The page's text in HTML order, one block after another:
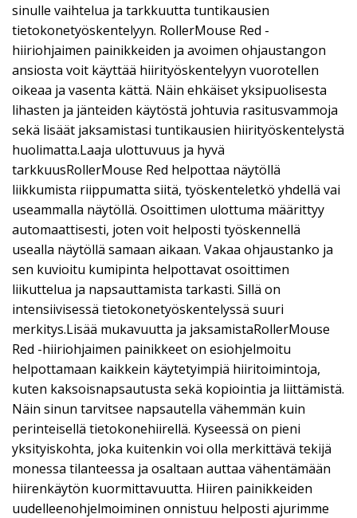
sinulle vaihtelua ja tarkkuutta tuntikausien
tietokonetyöskentelyyn. RollerMouse Red -
hiiriohjaimen painikkeiden ja avoimen ohjaustangon
ansiosta voit käyttää hiirityöskentelyyn vuorotellen
oikeaa ja vasenta kättä. Näin ehkäiset yksipuolisesta
lihasten ja jänteiden käytöstä johtuvia rasitusvammoja
sekä lisäät jaksamistasi tuntikausien hiirityöskentelystä
huolimatta.Laaja ulottuvuus ja hyvä
tarkkuusRollerMouse Red helpottaa näytöllä
liikkumista riippumatta siitä, työskenteletkö yhdellä vai
useammalla näytöllä. Osoittimen ulottuma määrittyy
automaattisesti, joten voit helposti työskennellä
usealla näytöllä samaan aikaan. Vakaa ohjaustanko ja
sen kuvioitu kumipinta helpottavat osoittimen
liikuttelua ja napsauttamista tarkasti. Sillä on
intensiivisessä tietokonetyöskentelyssä suuri
merkitys.Lisää mukavuutta ja jaksamistaRollerMouse
Red -hiiriohjaimen painikkeet on esiohjelmoitu
helpottamaan kaikkein käytetyimpiä hiiritoimintoja,
kuten kaksoisnapsautusta sekä kopiointia ja liittämistä.
Näin sinun tarvitsee napsautella vähemmän kuin
perinteisellä tietokonehiirellä. Kyseessä on pieni
yksityiskohta, joka kuitenkin voi olla merkittävä tekijä
monessa tilanteessa ja osaltaan auttaa vähentämään
hiirenkäytön kuormittavuutta. Hiiren painikkeiden
uudelleenohjelmoiminen onnistuu helposti ajurimme